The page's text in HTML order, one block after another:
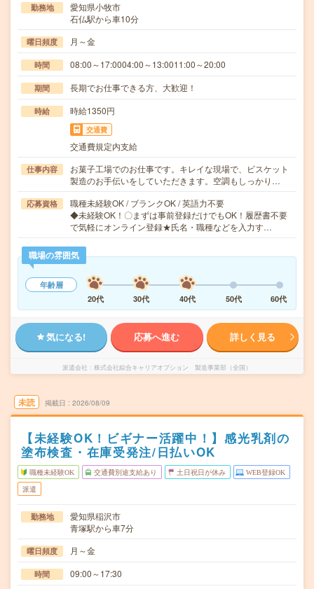
勤務地
愛知県小牧市
石仏駅から車10分
曜日頻度 月～金
時間 08:00～17:0004:00～13:0011:00～20:00
期間 長期でお仕事できる方、大歓迎！
時給 時給1350円
交通費
交通費規定内支給
仕事内容
お菓子工場でのお仕事です。キレイな現場で、ビスケット
製造のお手伝いをしていただきます。空調もしっかり…
応募資格
職種未経験OK / ブランクOK / 英語力不要
◆未経験OK！〇まずは事前登録だけでもOK！履歴書不要
で気軽にオンライン登録★氏名・職種などを入力す…
職場の雰囲気
年齢層
20代
30代 40代 50代 60代
気になる! 応募へ進む 詳しく見る
派遣会社 株式会社綜合キャリアオプション 製造事業部（全国）
未読 掲載日 2026/08/09
【未経験OK！ビギナー活躍中！】感光乳剤の
塗布検査・在庫受発注/日払いOK
職種未経験OK 交通費別途支給あり 土日祝日が休み WEB登録OK
派遣
勤務地
愛知県稲沢市
青塚駅から車7分
曜日頻度 月～金
時間 09:00～17:30